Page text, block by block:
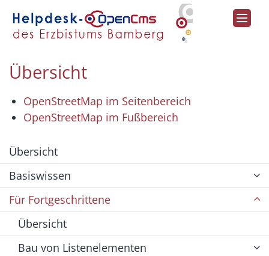
Zum Inhalt springen
Übersicht
OpenStreetMap im Seitenbereich
OpenStreetMap im Fußbereich
Übersicht
Basiswissen
Für Fortgeschrittene
Übersicht
Bau von Listenelementen